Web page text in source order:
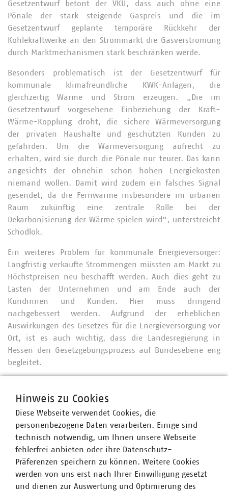
Gesetzentwurf betont der VKU, dass auch ohne eine
Pönale der stark steigende Gaspreis und die im
Gesetzentwurf geplante temporäre Rückkehr der
Kohlekraftwerke an den Strommarkt die Gasverstromung
durch Marktmechanismen stark beschränken werde.
Besonders problematisch ist der Gesetzentwurf für
kommunale klimafreundliche KWK-Anlagen, die
gleichzeitig Wärme und Strom erzeugen. „Die im
Gesetzentwurf vorgesehene Einbeziehung der Kraft-
Wärme-Kopplung droht, die sichere Wärmeversorgung
der privaten Haushalte und geschützten Kunden zu
gefährden. Um die Wärmeversorgung aufrecht zu
erhalten, wird sie durch die Pönale nur teurer. Das kann
angesichts der ohnehin schon hohen Energiekosten
niemand wollen. Damit wird zudem ein falsches Signal
gesendet, da die Fernwärme insbesondere im urbanen
Raum zukünftig eine zentrale Rolle bei der
Dekarbonisierung der Wärme spielen wird“, unterstreicht
Schodlok.
Ein weiteres Problem für kommunale Energieversorger:
Langfristig verkaufte Strommengen müssten am Markt zu
Höchstpreisen neu beschafft werden. Auch dies geht zu
Lasten der Unternehmen und am Ende auch der
Kundinnen und Kunden. Hier muss dringend
nachgebessert werden. Aufgrund der erheblichen
Auswirkungen des Gesetzes für die Energieversorgung vor
Ort, ist es auch wichtig, dass die Landesregierung in
Hessen den Gesetzgebungsprozess auf Bundesebene eng
begleitet.
festhalten, muss insbesondere zwingend im Gesetz
geknüpft an die Ausrufung der Alarmstufe im Notfallplan
Gas. Darüber hinaus bedarf es einer verbindlichen
und KWK-Anlagen. Entsprechende Hilfe für die
gasgebundene Energieerzeugung sind bei eskalierenden
Hinweis zu Cookies
Diese Webseite verwendet Cookies, die
personenbezogene Daten verarbeiten. Einige sind
technisch notwendig, um Ihnen unsere Webseite
fehlerfrei anbieten oder ihre Datenschutz-
Präferenzen speichern zu können. Weitere Cookies
werden von uns erst nach Ihrer Einwilligung gesetzt
und dienen zur Auswertung und Optimierung des